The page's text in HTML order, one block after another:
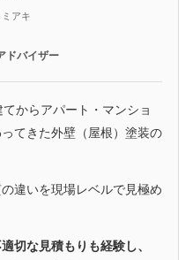
アキ
ドバイザー
からアパート・マンショ
てきた外壁（屋根）塗装の
違いを現場レベルで見極め
切な見積もりも経験し、